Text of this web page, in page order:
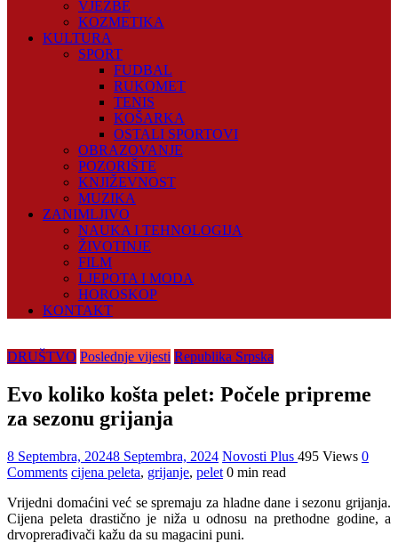
VJEŽBE
KOZMETIKA
KULTURA
SPORT
FUDBAL
RUKOMET
TENIS
KOŠARKA
OSTALI SPORTOVI
OBRAZOVANJE
POZORIŠTE
KNJIŽEVNOST
MUZIKA
ZANIMLJIVO
NAUKA I TEHNOLOGIJA
ŽIVOTINJE
FILM
LJEPOTA I MODA
HOROSKOP
KONTAKT
DRUŠTVO Poslednje vijesti Republika Srpska
Evo koliko košta pelet: Počele pripreme
za sezonu grijanja
8 Septembra, 20248 Septembra, 2024 Novosti Plus 495 Views 0
Comments cijena peleta, grijanje, pelet 0 min read
Vrijedni domaćini već se spremaju za hladne dane i sezonu grijanja.
Cijena peleta drastično je niža u odnosu na prethodne godine, a
drvoprerađivači kažu da su magacini puni.